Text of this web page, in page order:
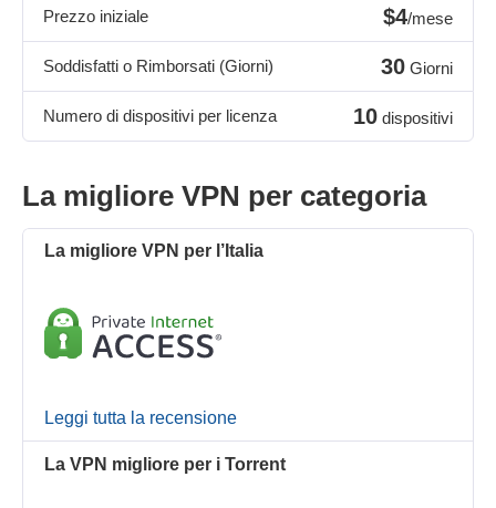
Prezzo iniziale $4/mese
Soddisfatti o Rimborsati (Giorni) 30 Giorni
Numero di dispositivi per licenza 10 dispositivi
La migliore VPN per categoria
La migliore VPN per l’Italia
Leggi tutta la recensione
La VPN migliore per i Torrent